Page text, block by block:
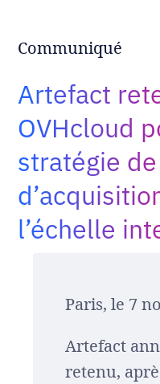
for:
EN
Communiqué
Artefact
OVHcloud
stratégie
l’échelle
Paris, le 7
Artefact
retenu,